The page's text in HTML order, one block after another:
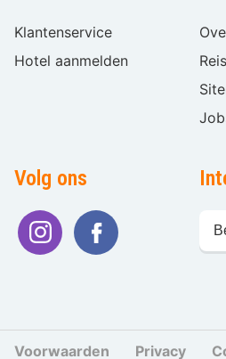
Klantenservice
Hotel aanmelden
Volg ons
Voorwaarden Privacy